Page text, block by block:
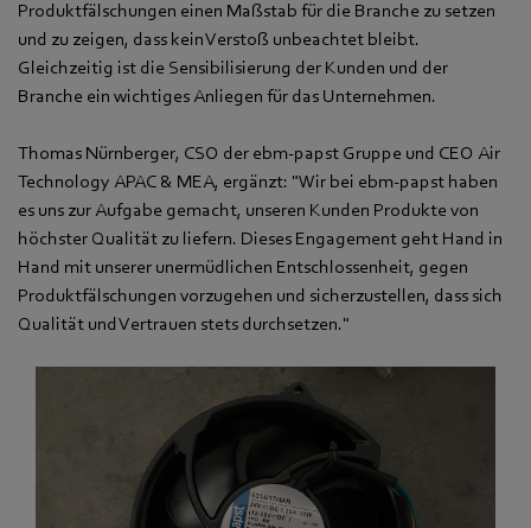
Produktfälschungen einen Maßstab für die Branche zu setzen
und zu zeigen, dass kein Verstoß unbeachtet bleibt.
Gleichzeitig ist die Sensibilisierung der Kunden und der
Branche ein wichtiges Anliegen für das Unternehmen.
Thomas Nürnberger, CSO der ebm‑papst Gruppe und CEO Air
Technology APAC & MEA, ergänzt: "Wir bei ebm‑papst haben
es uns zur Aufgabe gemacht, unseren Kunden Produkte von
höchster Qualität zu liefern. Dieses Engagement geht Hand in
Hand mit unserer unermüdlichen Entschlossenheit, gegen
Produktfälschungen vorzugehen und sicherzustellen, dass sich
Qualität und Vertrauen stets durchsetzen."